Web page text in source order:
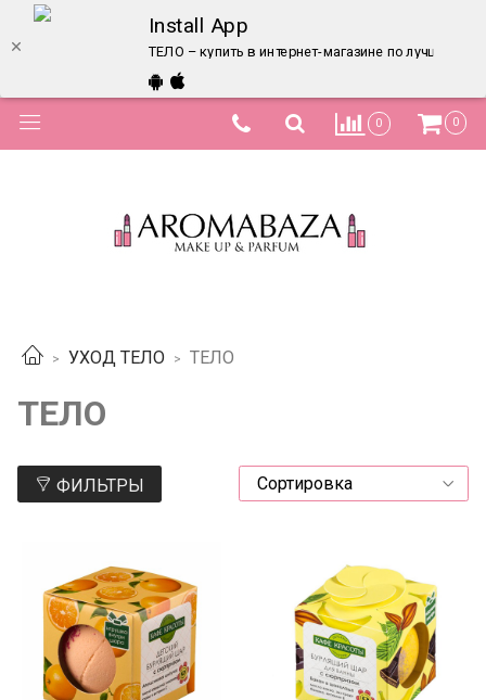
Install App
ТЕЛО – купить в интернет-магазине по лучшей
0 0
УХОД ТЕЛО ТЕЛО
ТЕЛО
ФИЛЬТРЫ